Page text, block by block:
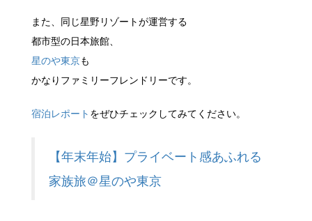
また、同じ星野リゾートが運営する
都市型の日本旅館、
星のや東京も
かなりファミリーフレンドリーです。
宿泊レポート をぜひチェックしてみてください。
【年末年始】プライベート感あふれる
家族旅＠星のや東京